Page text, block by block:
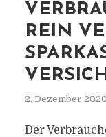
REIN
2. Dezember 2020
Der